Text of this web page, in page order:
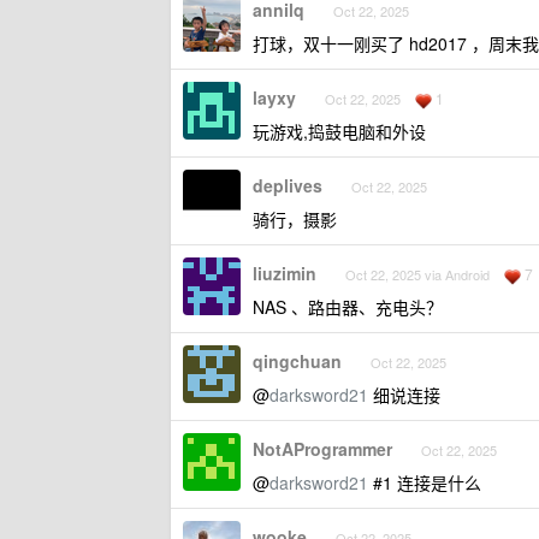
annilq Oct 22, 2025
打球，双十一刚买了 hd2017 ，周末
layxy Oct 22, 2025 1
玩游戏,捣鼓电脑和外设
deplives Oct 22, 2025
骑行，摄影
liuzimin Oct 22, 2025 via Android 7
NAS 、路由器、充电头？
qingchuan Oct 22, 2025
@darksword21 细说连接
NotAProgrammer Oct 22, 2025
@darksword21 #1 连接是什么